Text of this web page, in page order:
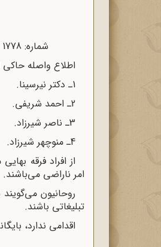
شماره: 1778 / ج ـ 3 تاریخ: 29 / 4 / 1339
اطلاع واصله حاکی
1ـ دکتر نیرسینا.
2ـ احمد شریفی.
3ـ ناصر شیرزاد.
4ـ منوچهر شیرزاد.
از افراد فرقه
امر ناراضی می‌باشند.
روحانیون
تبلیغاتی باشند.
اقدامی ندارد، بایگانی